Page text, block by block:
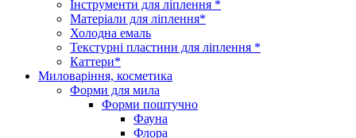
Інструменти для ліплення *
Матеріали для ліплення*
Холодна емаль
Текстурні пластини для ліплення *
Каттери*
Миловаріння, косметика
Форми для мила
Форми поштучно
Фауна
Флора